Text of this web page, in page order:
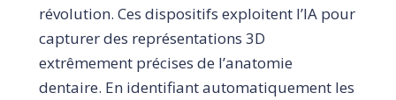
révolution. Ces dispositifs exploitent l’IA pour
capturer des représentations 3D
extrêmement précises de l’anatomie
dentaire. En identifiant automatiquement les